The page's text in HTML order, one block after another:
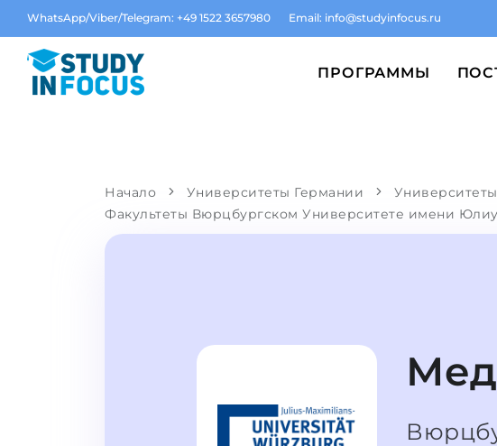
WhatsApp/Viber/Telegram: +49 1522 3657980 Email: info@studyinfocus.ru
ПРОГРАММЫ
Начало Университеты Германии
Факультеты Вюрцбургском Университете имени